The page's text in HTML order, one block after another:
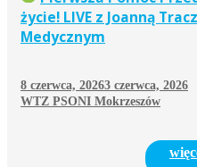
życie! LIVE z Joanną
Medycznym
8 czerwca, 20263 czerwca, 2026
WTZ PSONI Mokrzeszów